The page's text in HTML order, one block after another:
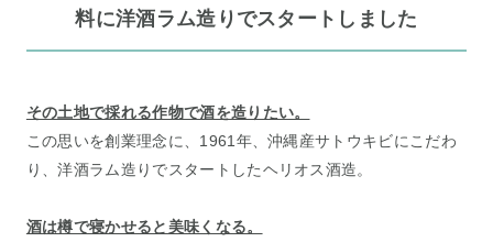
料に洋酒ラム造りでスタートしました
その土地で採れる作物で酒を造りたい。
この思いを創業理念に、1961年、沖縄産サトウキビにこだわ
り、洋酒ラム造りでスタートしたヘリオス酒造。
酒は樽で寝かせると美味くなる。